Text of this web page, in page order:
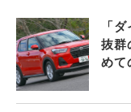
「
抜群
めて